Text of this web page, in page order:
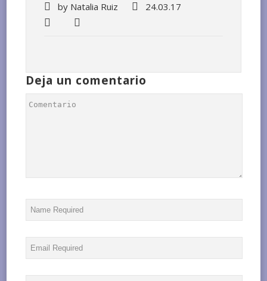
by Natalia Ruiz 24.03.17
Deja un comentario